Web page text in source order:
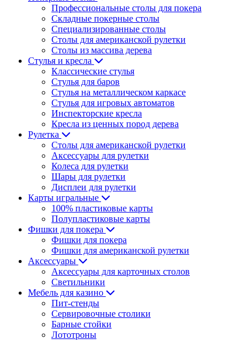
Профессиональные столы для покера
Складные покерные столы
Специализированные столы
Столы для американской рулетки
Столы из массива дерева
Стулья и кресла
Классические стулья
Стулья для баров
Стулья на металлическом каркасе
Стулья для игровых автоматов
Инспекторские кресла
Кресла из ценных пород дерева
Рулетка
Столы для американской рулетки
Аксессуары для рулетки
Колеса для рулетки
Шары для рулетки
Дисплеи для рулетки
Карты игральные
100% пластиковые карты
Полупластиковые карты
Фишки для покера
Фишки для покера
Фишки для американской рулетки
Аксессуары
Аксессуары для карточных столов
Светильники
Мебель для казино
Пит-стенды
Сервировочные столики
Барные стойки
Лототроны